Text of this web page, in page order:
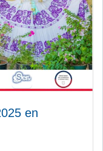
en